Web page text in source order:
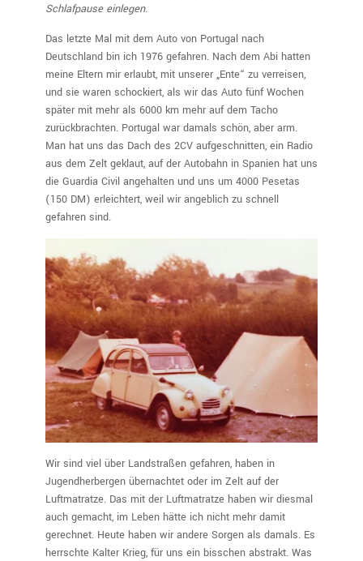
Schlafpause einlegen.
Das letzte Mal mit dem Auto von Portugal nach
Deutschland bin ich 1976 gefahren. Nach dem Abi hatten
meine Eltern mir erlaubt, mit unserer „Ente“ zu verreisen,
und sie waren schockiert, als wir das Auto fünf Wochen
später mit mehr als 6000 km mehr auf dem Tacho
zurückbrachten. Portugal war damals schön, aber arm.
Man hat uns das Dach des 2CV aufgeschnitten, ein Radio
aus dem Zelt geklaut, auf der Autobahn in Spanien hat uns
die Guardia Civil angehalten und uns um 4000 Pesetas
(150 DM) erleichtert, weil wir angeblich zu schnell
gefahren sind.
Wir sind viel über Landstraßen gefahren, haben in
Jugendherbergen übernachtet oder im Zelt auf der
Luftmatratze. Das mit der Luftmatratze haben wir diesmal
auch gemacht, im Leben hätte ich nicht mehr damit
gerechnet. Heute haben wir andere Sorgen als damals. Es
herrschte Kalter Krieg, für uns ein bisschen abstrakt. Was